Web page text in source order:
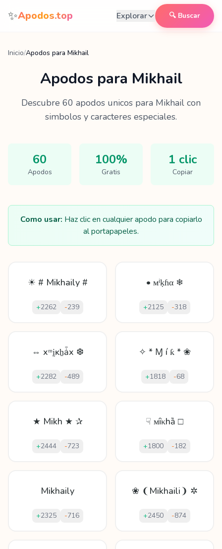
Saltar al contenido
✨Apodos.top Explorar 🔍 Buscar
Inicio/Apodos para Mikhail
Apodos para Mikhail
Descubre 60 apodos unicos para Mikhail con
simbolos y caracteres especiales.
60
Apodos
100%
Gratis
1 clic
Copiar
Como usar: Haz clic en cualquier apodo para copiarlo
al portapapeles.
☀ # Mikhaily #
+2262 -239
• ᴍⁱḳɦα ❄
+2125 -318
⇔ xᵐḭĸẖǡx ❆
+2282 -489
✧ * Ɱ í ƙ * ❀
+1818 -68
★ Mikh ★ ✰
+2444 -723
☟ ᴍȋκhȁ □
+1800 -182
Mikhaily
+2325 -716
❀ ❨Mikhaili❩ ✲
+2450 -874